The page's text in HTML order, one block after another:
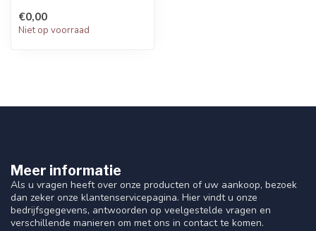
G850S, SM-G850L,...
€0,00
Niet op voorraad
Meer informatie
Als u vragen heeft over onze producten of uw aankoop, bezoek
dan zeker onze klantenservicepagina. Hier vindt u onze
bedrijfsgegevens, antwoorden op veelgestelde vragen en
verschillende manieren om met ons in contact te komen.